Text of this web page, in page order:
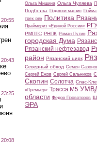
Ольга Мишина Ольга Чуляева
Подбелка Поджоги машин
трех рек Политика
Праймериз «Единой России»
РМПТС РНПК Роман Путин
городская Дума
Рязанский нефтезавод
район Рязанский цирк
Северный обход Семен
Сергей Ежов Сергей Сальников
Скопин Солотча Спас-
«Премьер» Трасса М5
области Федор Провоторов
ЭРА